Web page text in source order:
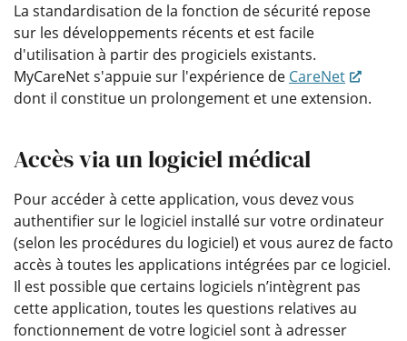
La standardisation de la fonction de sécurité repose
sur les développements récents et est facile
d'utilisation à partir des progiciels existants.
MyCareNet s'appuie sur l'expérience de CareNet
dont il constitue un prolongement et une extension.
Accès via un logiciel médical
Pour accéder à cette application, vous devez vous
authentifier sur le logiciel installé sur votre ordinateur
(selon les procédures du logiciel) et vous aurez de facto
accès à toutes les applications intégrées par ce logiciel.
Il est possible que certains logiciels n’intègrent pas
cette application, toutes les questions relatives au
fonctionnement de votre logiciel sont à adresser